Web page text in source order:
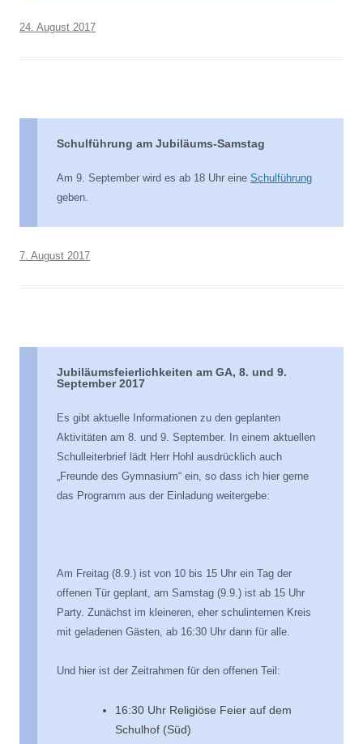
24. August 2017
Schulführung am Jubiläums-Samstag
Am 9. September wird es ab 18 Uhr eine Schulführung
geben.
7. August 2017
Jubiläumsfeierlichkeiten am GA, 8. und 9.
September 2017
Es gibt aktuelle Informationen zu den geplanten
Aktivitäten am 8. und 9. September. In einem aktuellen
Schulleiterbrief lädt Herr Hohl ausdrücklich auch
„Freunde des Gymnasium“ ein, so dass ich hier gerne
das Programm aus der Einladung weitergebe:
Am Freitag (8.9.) ist von 10 bis 15 Uhr ein Tag der
offenen Tür geplant, am Samstag (9.9.) ist ab 15 Uhr
Party. Zunächst im kleineren, eher schulinternen Kreis
mit geladenen Gästen, ab 16:30 Uhr dann für alle.
Und hier ist der Zeitrahmen für den offenen Teil:
16:30 Uhr Religiöse Feier auf dem
Schulhof (Süd)